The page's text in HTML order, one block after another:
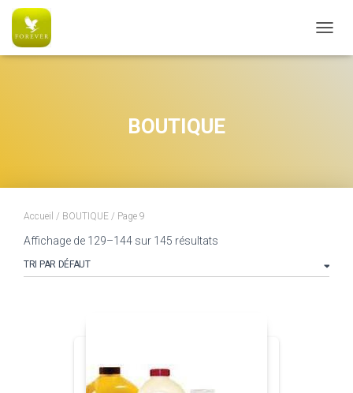
AC6C770CE5B0574051A5080E326B8091
BOUTIQUE
Accueil / BOUTIQUE / Page 9
Affichage de 129–144 sur 145 résultats